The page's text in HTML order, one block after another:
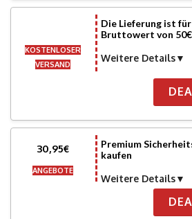
KOSTENLOSER
VERSAND
Die Lieferung ist
Bruttowert von
Weitere Details
30,95€
ANGEBOTE
Premium
kaufen
Weitere Details